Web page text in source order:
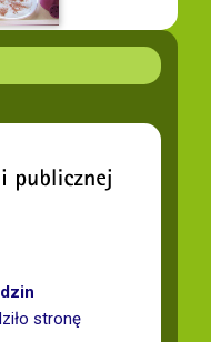
stronę